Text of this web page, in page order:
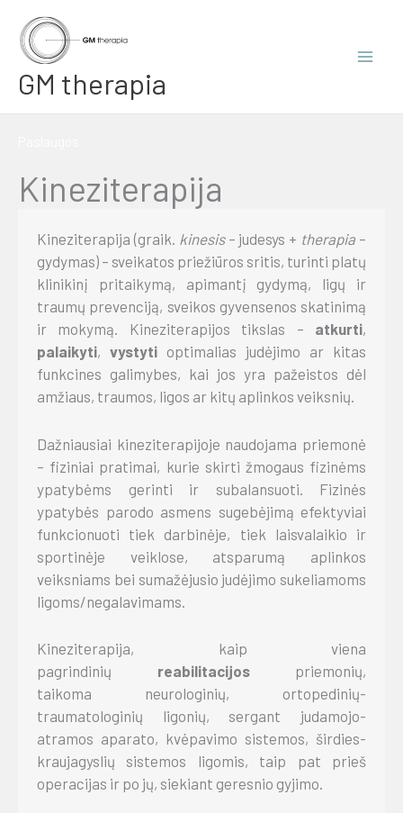
content
GM therapia
Kineziterapija
Kineziterapija (graik. kinesis – judesys + therapia –
gydymas) – sveikatos priežiūros sritis, turinti platų
klinikinį pritaikymą, apimantį gydymą, ligų ir
traumų prevenciją, sveikos gyvensenos skatinimą
ir mokymą. Kineziterapijos tikslas – atkurti,
palaikyti, vystyti optimalias judėjimo ar kitas
funkcines galimybes, kai jos yra pažeistos dėl
amžiaus, traumos, ligos ar kitų aplinkos veiksnių.
Dažniausiai kineziterapijoje naudojama priemonė
– fiziniai pratimai, kurie skirti žmogaus fizinėms
ypatybėms gerinti ir subalansuoti. Fizinės
ypatybės parodo asmens sugebėjimą efektyviai
funkcionuoti tiek darbinėje, tiek laisvalaikio ir
sportinėje veiklose, atsparumą aplinkos
veiksniams bei sumažėjusio judėjimo sukeliamoms
ligoms/negalavimams.
Kineziterapija, kaip viena
pagrindinių reabilitacijospriemonių,
taikoma neurologinių, ortopedinių-
traumatologinių ligonių, sergant judamojo-
atramos aparato, kvėpavimo sistemos, širdies-
kraujagyslių sistemos ligomis, taip pat prieš
operacijas ir po jų, siekiant geresnio gyjimo.